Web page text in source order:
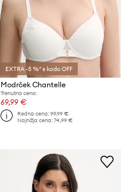
EXTRA -5 %* s kodo OFF
Modrček Chantelle
Trenutna cena:
69,99 €
Redna cena:99,99 €
Najnižja cena:74,99 €